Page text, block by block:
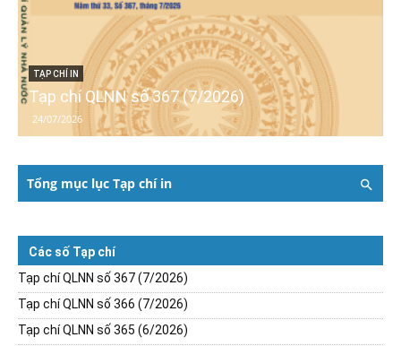
TẠP CHÍ IN
Tạp chí QLNN số 367 (7/2026)
24/07/2026
Tổng mục lục Tạp chí in
Các số Tạp chí
Tạp chí QLNN số 367 (7/2026)
Tạp chí QLNN số 366 (7/2026)
Tạp chí QLNN số 365 (6/2026)